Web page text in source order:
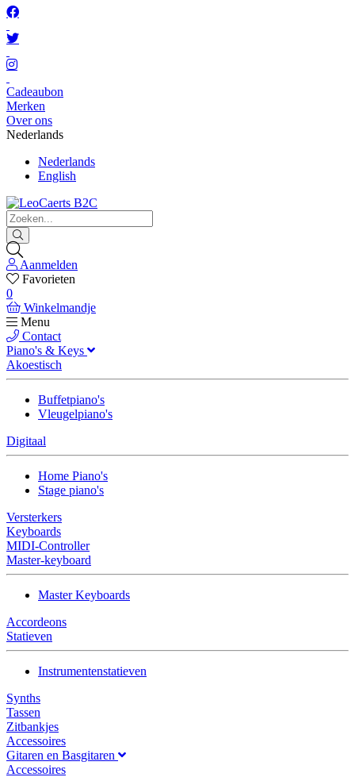
Cadeaubon
Merken
Over ons
Nederlands
Nederlands
English
Aanmelden
Favorieten
0
Winkelmandje
Menu
Contact
Piano's & Keys
Akoestisch
Buffetpiano's
Vleugelpiano's
Digitaal
Home Piano's
Stage piano's
Versterkers
Keyboards
MIDI-Controller
Master-keyboard
Master Keyboards
Accordeons
Statieven
Instrumentenstatieven
Synths
Tassen
Zitbankjes
Accessoires
Gitaren en Basgitaren
Accessoires